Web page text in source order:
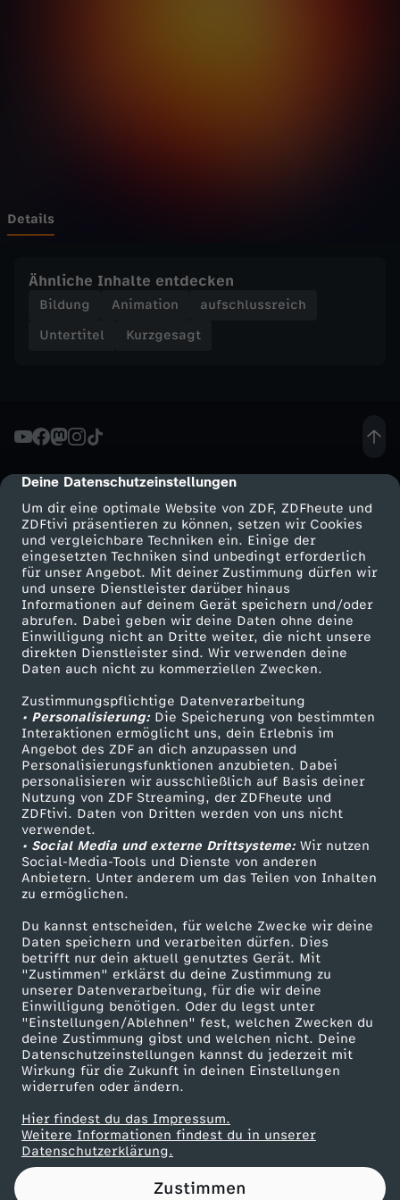
cmp-dialog-description
Deine Datenschutzeinstellungen
Um dir eine optimale Website von ZDF, ZDFheute und
ZDFtivi präsentieren zu können, setzen wir Cookies
und vergleichbare Techniken ein. Einige der
eingesetzten Techniken sind unbedingt erforderlich
für unser Angebot. Mit deiner Zustimmung dürfen wir
und unsere Dienstleister darüber hinaus
Informationen auf deinem Gerät speichern und/oder
abrufen. Dabei geben wir deine Daten ohne deine
Einwilligung nicht an Dritte weiter, die nicht unsere
direkten Dienstleister sind. Wir verwenden deine
Daten auch nicht zu kommerziellen Zwecken.
Zustimmungspflichtige Datenverarbeitung
• Personalisierung:Die Speicherung von bestimmten
Interaktionen ermöglicht uns, dein Erlebnis im
Angebot des ZDF an dich anzupassen und
Personalisierungsfunktionen anzubieten. Dabei
personalisieren wir ausschließlich auf Basis deiner
Nutzung von ZDF Streaming, der ZDFheute und
ZDFtivi. Daten von Dritten werden von uns nicht
verwendet.
• Social Media und externe Drittsysteme:Wir nutzen
Social-Media-Tools und Dienste von anderen
Anbietern. Unter anderem um das Teilen von Inhalten
zu ermöglichen.
Du kannst entscheiden, für welche Zwecke wir deine
Daten speichern und verarbeiten dürfen. Dies
betrifft nur dein aktuell genutztes Gerät. Mit
"Zustimmen" erklärst du deine Zustimmung zu
unserer Datenverarbeitung, für die wir deine
Einwilligung benötigen. Oder du legst unter
"Einstellungen/Ablehnen" fest, welchen Zwecken du
deine Zustimmung gibst und welchen nicht. Deine
Datenschutzeinstellungen kannst du jederzeit mit
Wirkung für die Zukunft in deinen Einstellungen
widerrufen oder ändern.
Hier findest du das Impressum.
Weitere Informationen findest du in unserer
Datenschutzerklärung.
Zustimmen
a
u
e
b
s
t
d
u
?
-
E
n
e
r
g
i
e
&
E
n
Details
Ähnliche Inhalte entdecken
Bildung Animation
aufschlussreich
Untertitel
Kurzgesagt
Mehr ZDF
ZDF-Apps
Smart TV
ZDFtext
Livestreams
Sendungen A-Z
TV-Programm
Service
ZDFmitreden
Kontakt zum ZDF
Tickets
Zuschauerservice
Hilfe
ZDF Unternehmen
Karriere
ZDF goes Schule
Werbefernsehen
Mainzelmännchen
Partner